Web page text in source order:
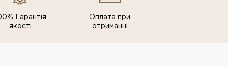
Гарантія
якості
Оплата при
отриманні